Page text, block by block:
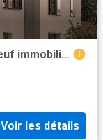
VENDU PACE CENTRE Programme neuf immobilier vente appartements neufs
Voir les détails